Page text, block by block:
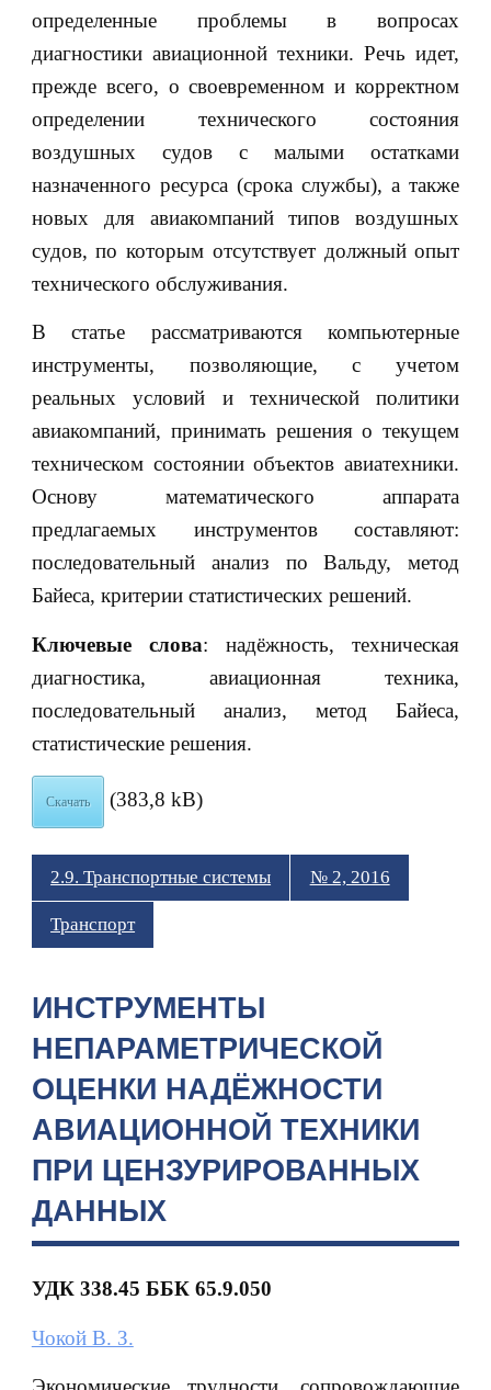
определенные проблемы в вопросах
диагностики авиационной техники. Речь идет,
прежде всего, о своевременном и корректном
определении технического состояния
воздушных судов с малыми остатками
назначенного ресурса (срока службы), а также
новых для авиакомпаний типов воздушных
судов, по которым отсутствует должный опыт
технического обслуживания.
В статье рассматриваются компьютерные
инструменты, позволяющие, с учетом
реальных условий и технической политики
авиакомпаний, принимать решения о текущем
техническом состоянии объектов авиатехники.
Основу математического аппарата
предлагаемых инструментов составляют:
последовательный анализ по Вальду, метод
Байеса, критерии статистических решений.
Ключевые слова: надёжность, техническая
диагностика, авиационная техника,
последовательный анализ, метод Байеса,
статистические решения.
Скачать (383,8 kB)
2.9. Транспортные системы № 2, 2016
Транспорт
ИНСТРУМЕНТЫ
НЕПАРАМЕТРИЧЕСКОЙ
ОЦЕНКИ НАДЁЖНОСТИ
АВИАЦИОННОЙ ТЕХНИКИ
ПРИ ЦЕНЗУРИРОВАННЫХ
ДАННЫХ
УДК 338.45 ББК 65.9.050
Чокой В. З.